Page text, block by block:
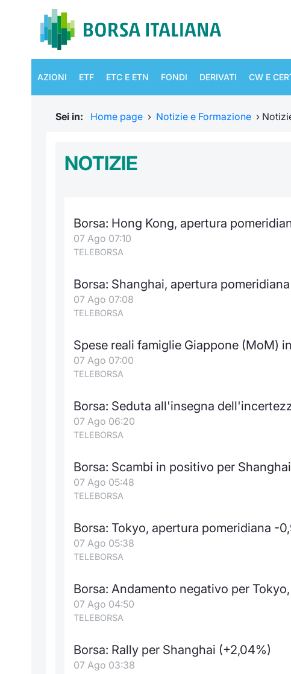
AZIONI ETF ETC E ETN FONDI DERIVATI CW E
Sei in: Home page › Notizie e Formazione ›
NOTIZIE
Borsa: Hong Kong, apertura
07 Ago 07:10
TELEBORSA
Borsa: Shanghai, apertura
07 Ago 07:08
TELEBORSA
Spese reali famiglie Giappone (MoM)
07 Ago 07:00
TELEBORSA
Borsa: Seduta all'insegna
07 Ago 06:20
TELEBORSA
Borsa: Scambi in positivo per
07 Ago 05:48
TELEBORSA
Borsa: Tokyo, apertura pomeridiana -
07 Ago 05:38
TELEBORSA
Borsa: Andamento negativo per
07 Ago 04:50
TELEBORSA
Borsa: Rally per Shanghai (+2,04%)
07 Ago 03:38